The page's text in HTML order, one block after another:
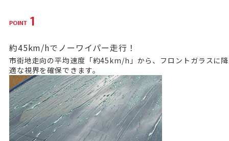
約45km/hでノーワイパー走行！
市街地走向の平均速度「約45km/h」から、フロントガラスに
適な視界を確保できます。